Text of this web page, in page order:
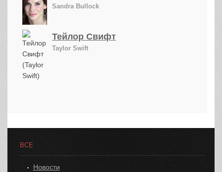
Sandra Bullock
Тейлор Свифт
Taylor Swift
ВСЕ
Новости